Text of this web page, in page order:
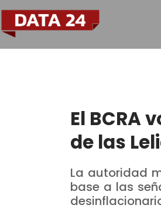
El BCRA
de las
La autoridad
base a las